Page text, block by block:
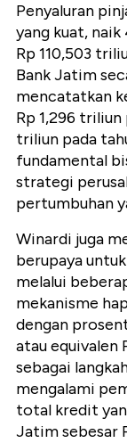
Penyaluran
yang kuat,
Rp 110,503
Bank Jatim
mencatatkan
Rp 1,296 triliun
triliun pada
fundamental
strategi
pertumbuhan
Winardi juga
berupaya
melalui
mekanisme
dengan
atau equivalen
sebagai
mengalami
total kredit
Jatim sebesar